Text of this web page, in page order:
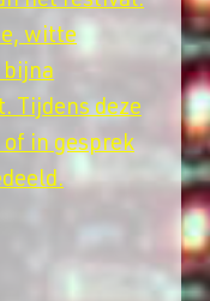
witte
bijna
Tijdens deze
in gesprek